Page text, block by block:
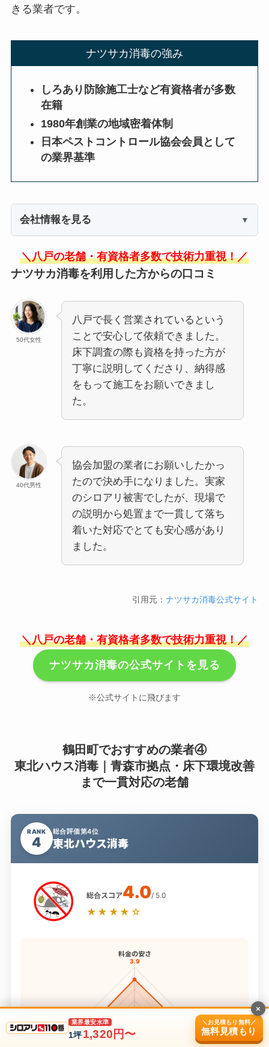
きる業者です。
ナツサカ消毒の強み
しろあり防除施工士など有資格者が多数
在籍
1980年創業の地域密着体制
日本ペストコントロール協会会員として
の業界基準
会社情報を見る
＼八戸の老舗・有資格者多数で技術力重視！／
ナツサカ消毒を利用した方からの口コミ
50代女性
八戸で長く営業されているという
ことで安心して依頼できました。
床下調査の際も資格を持った方が
丁寧に説明してくださり、納得感
をもって施工をお願いできまし
た。
40代男性
協会加盟の業者にお願いしたかっ
たので決め手になりました。実家
のシロアリ被害でしたが、現場で
の説明から処置まで一貫して落ち
着いた対応でとても安心感があり
ました。
引用元：ナツサカ消毒公式サイト
＼八戸の老舗・有資格者多数で技術力重視！／
ナツサカ消毒の公式サイトを見る
※公式サイトに飛びます
鶴田町でおすすめの業者④
東北ハウス消毒｜青森市拠点・床下環境改善
まで一貫対応の老舗
RANK
4
総合評価第4位
東北ハウス消毒
総合スコア4.0/ 5.0
★★★★☆
料金の安さ
3.9
対応スピード
4.0
保証内容
3.8
業界最安水準
1坪 1,320円〜
＼お見積もり無料／
無料見積もり
×